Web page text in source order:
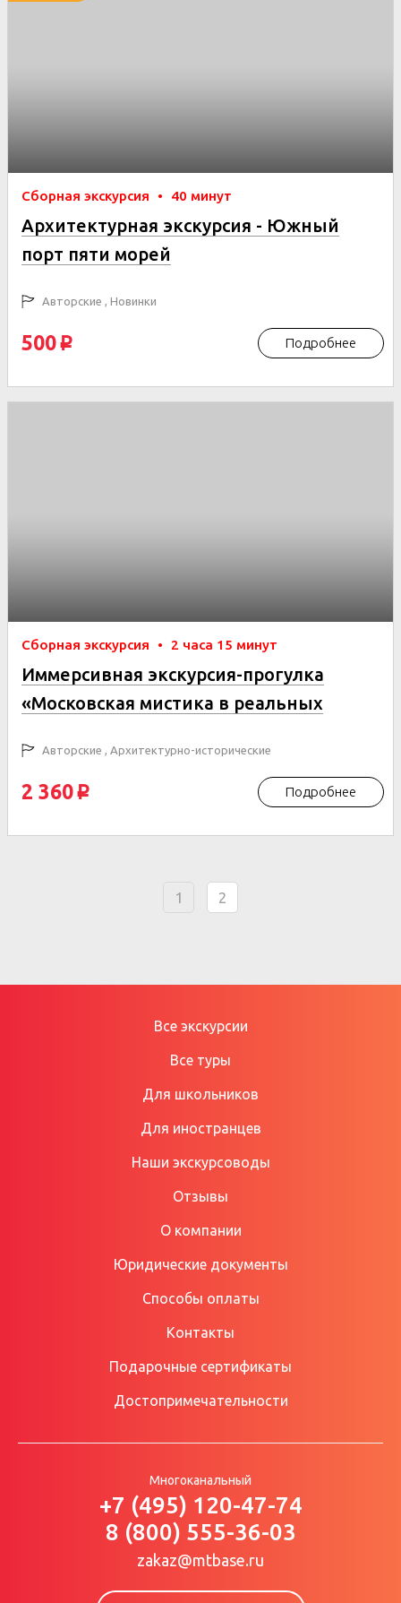
Сборная экскурсия • 40 минут
Архитектурная экскурсия - Южный
порт пяти морей
Авторские , Новинки
500 p Подробнее
Сборная экскурсия • 2 часа 15 минут
Иммерсивная экскурсия-прогулка
«Московская мистика в реальных
Авторские , Архитектурно-исторические
2 360 p Подробнее
1 2
Все экскурсии
Все туры
Для школьников
Для иностранцев
Наши экскурсоводы
Отзывы
О компании
Юридические документы
Способы оплаты
Контакты
Подарочные сертификаты
Достопримечательности
Многоканальный
+7 (495) 120-47-74
8 (800) 555-36-03
zakaz@mtbase.ru